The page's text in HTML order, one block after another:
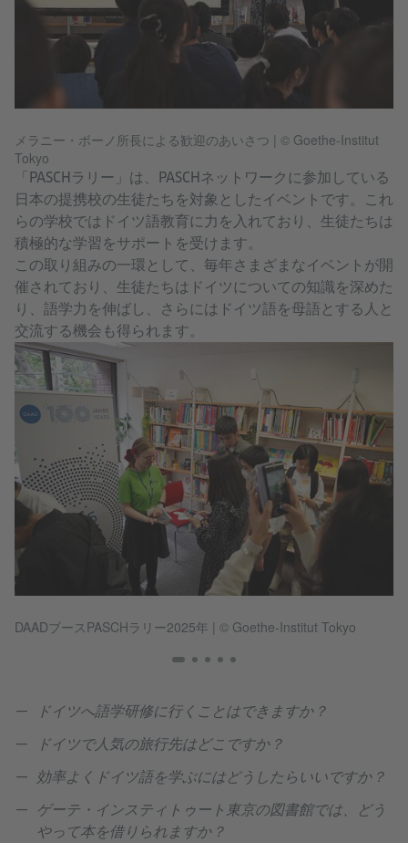
メラニー・ボーノ所長による歓迎のあいさつ | © Goethe-Institut
Tokyo
「PASCHラリー」は、PASCHネットワークに参加している
日本の提携校の生徒たちを対象としたイベントです。これ
らの学校ではドイツ語教育に力を入れており、生徒たちは
積極的な学習をサポートを受けます。
この取り組みの一環として、毎年さまざまなイベントが開
催されており、生徒たちはドイツについての知識を深めた
り、語学力を伸ばし、さらにはドイツ語を母語とする人と
交流する機会も得られます。
DAADブースPASCHラリー2025年 | © Goethe-Institut Tokyo
ドイツへ語学研修に行くことはできますか？
ドイツで人気の旅行先はどこですか？
効率よくドイツ語を学ぶにはどうしたらいいですか？
ゲーテ・インスティトゥート東京の図書館では、どう
やって本を借りられますか？